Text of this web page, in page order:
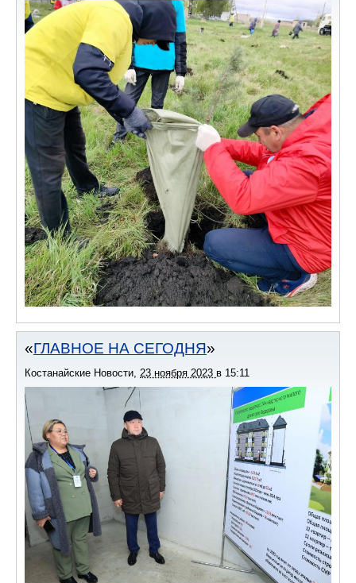
ГЛАВНОЕ НА СЕГОДНЯ
Костанайские Новости 23 ноября 2023 в 15:11